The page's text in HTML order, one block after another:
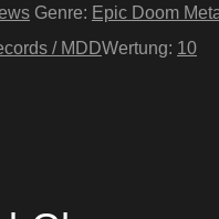
Genre: Epic Doom
/ MDDWertung: 10